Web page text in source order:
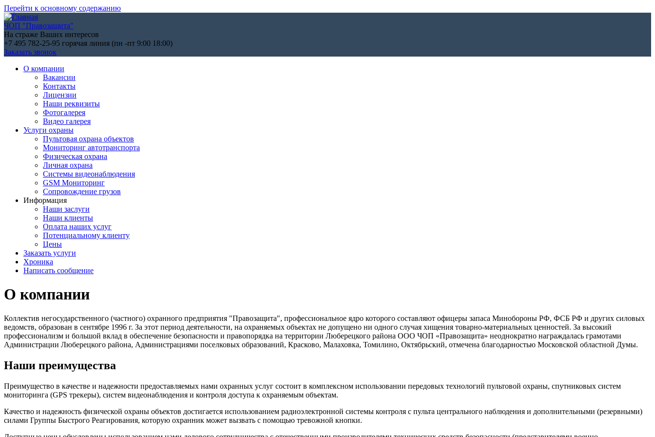
Перейти к основному содержанию
ЧОП "Правозащита"
На страже Ваших интересов
+7 495 782-25-95 горячая линия (пн -пт 9:00 18:00)
Заказать звонок
О компании
Вакансии
Контакты
Лицензии
Наши реквизиты
Фотогалерея
Видео галерея
Услуги охраны
Пультовая охрана объектов
Мониторинг автотранспорта
Физическая охрана
Личная охрана
Системы видеонаблюдения
GSM Мониторинг
Сопровождение грузов
Информация
Наши заслуги
Наши клиенты
Оплата наших услуг
Потенциальному клиенту
Цены
Заказать услуги
Хроника
Написать сообщение
О компании
Коллектив негосударственного (частного) охранного предприятия "Правозащита", профессиональное ядро которого составляют офицеры запаса Минобороны РФ, ФСБ РФ и других силовых
ведомств, образован в сентябре 1996 г. За этот период деятельности, на охраняемых объектах не допущено ни одного случая хищения товарно-материальных ценностей. За высокий
профессионализм и большой вклад в обеспечение безопасности и правопорядка на территории Люберецкого района ООО ЧОП «Правозащита» неоднократно награждалась грамотами
Администрации Люберецкого района, Администрациями поселковых образований, Красково, Малаховка, Томилино, Октябрьский, отмечена благодарностью Московской областной Думы.
Наши преимущества
Преимущество в качестве и надежности предоставляемых нами охранных услуг состоит в комплексном использовании передовых технологий пультовой охраны, спутниковых систем
мониторинга (GPS трекеры), систем видеонаблюдения и контроля доступа к охраняемым объектам.
Качество и надежность физической охраны объектов достигается использованием радиоэлектронной системы контроля с пульта центрального наблюдения и дополнительными (резервными)
силами Группы Быстрого Реагирования, которую охранник может вызвать с помощью тревожной кнопки.